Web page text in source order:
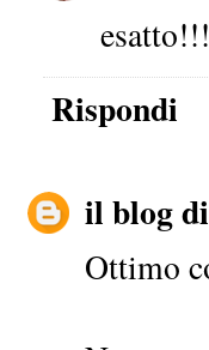
Rispondi
il blog
Ottimo